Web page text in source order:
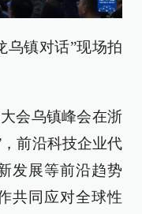
乌镇对话”现场拍
会乌镇峰会在浙
前沿科技企业代
发展等前沿趋势
共同应对全球性